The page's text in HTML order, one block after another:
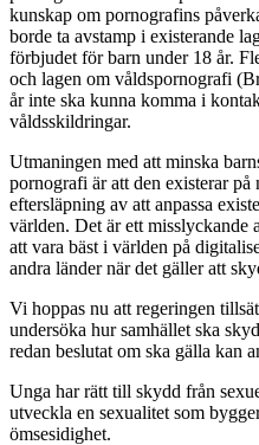
kunskap om pornografins
borde ta avstamp i existerande
förbjudet för barn under 18 år.
och lagen om våldspornografi
år inte ska kunna komma i
våldsskildringar.
Utmaningen med att minska
pornografi är att den existerar på
eftersläpning av att anpassa
världen. Det är ett misslyckande
att vara bäst i världen på
andra länder när det gäller att
Vi hoppas nu att regeringen
undersöka hur samhället ska
redan beslutat om ska gälla kan
Unga har rätt till skydd från
utveckla en sexualitet som
ömsesidighet.